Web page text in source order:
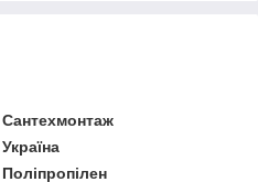
Сантехмонтаж
Україна
Поліпропілен